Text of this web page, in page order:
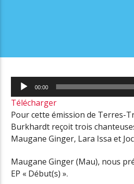
Lecteur
audio
00:00
Télécharger
Pour cette émission de Terres-
Burkhardt reçoit trois
Maugane Ginger, Lara Issa et
Maugane Ginger (Mau), nous
EP « Début(s) ».